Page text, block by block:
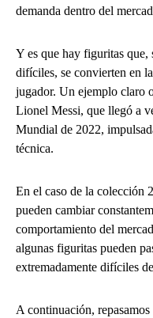
demanda dentro del
Y es que hay figuritas que,
difíciles, se convierten en
jugador. Un ejemplo claro
Lionel Messi, que llegó a
Mundial de 2022,
técnica.
En el caso de la colección
pueden cambiar
comportamiento del
algunas figuritas pueden
extremadamente difíciles
A continuación,